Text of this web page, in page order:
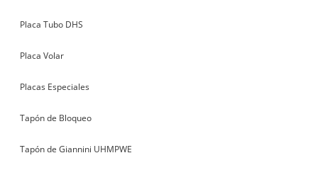
Placa Tubo DHS
Placa Volar
Placas Especiales
Tapón de Bloqueo
Tapón de Giannini UHMPWE